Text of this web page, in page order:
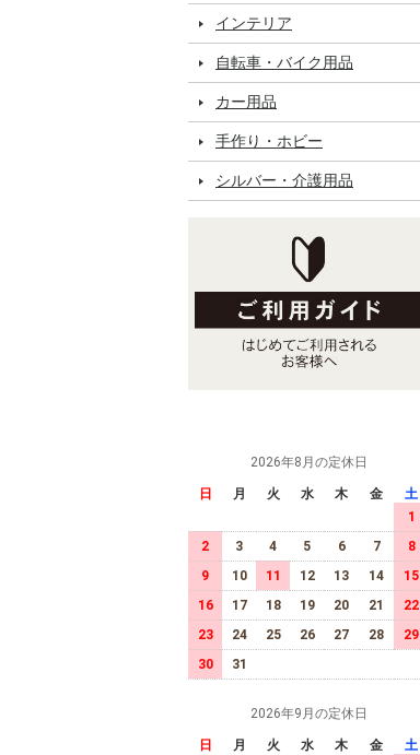
インテリア
自転車・バイク用品
カー用品
手作り・ホビー
シルバー・介護用品
2026年8月の定休日
日 月 火 水 木 金
土
1
2
3 4 5 6 7
8
9
10 11 12 13 14
15
16
17 18 19 20 21
22
23
24 25 26 27 28
29
30
31
2026年9月の定休日
日 月 火 水 木 金 土